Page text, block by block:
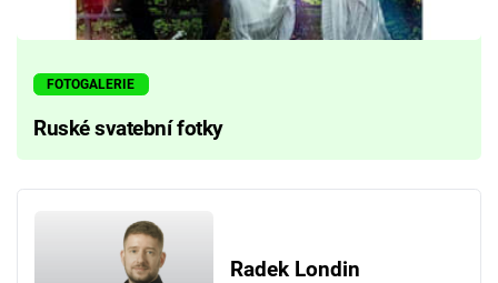
FOTOGALERIE
Ruské svatební fotky
Radek Londin